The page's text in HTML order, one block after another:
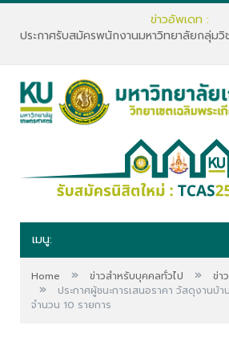
ข่าวอัพเดท :
เมนู:
Home » ข่าวสำหรับบุคคลทั่วไป » ข่า
»
ประกาศผู้ชนะการเสนอราคา วัสดุงานบ้
จำนวน 10 รายการ